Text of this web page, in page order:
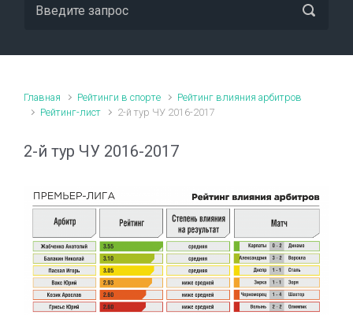
Главная Рейтинги в спорте
Рейтинг влияния арбитров
Рейтинг-лист
2-й тур ЧУ 2016-2017
2-й тур ЧУ 2016-2017